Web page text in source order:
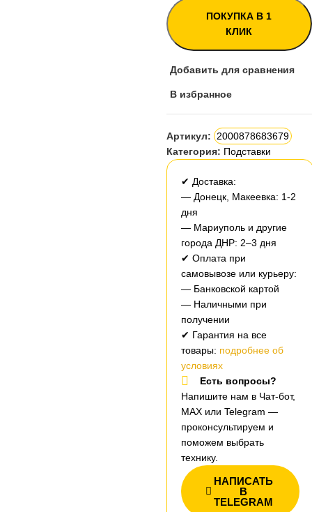
ПОКУПКА В 1
КЛИК
Добавить для сравнения
В избранное
Артикул: 2000878683679
Категория: Подставки
✔ Доставка:
— Донецк, Макеевка: 1-2
дня
— Мариуполь и другие
города ДНР: 2–3 дня
✔ Оплата при
самовывозе или курьеру:
— Банковской картой
— Наличными при
получении
✔ Гарантия на все
товары: подробнее об
условиях
Есть вопросы?
Напишите нам в Чат-бот,
MAX или Telegram —
проконсультируем и
поможем выбрать
технику.
НАПИСАТЬ
В
TELEGRAM